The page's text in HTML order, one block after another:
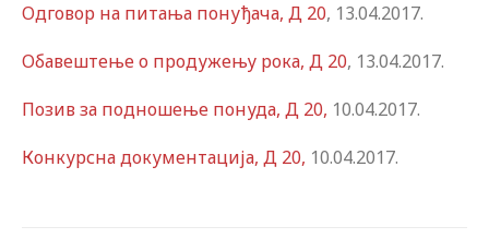
Одговор на питања понуђача, Д 20, 13.04.2017.
Обавештење о продужењу рока, Д 20, 13.04.2017.
Позив за подношење понуда, Д 20, 10.04.2017.
Конкурсна документација, Д 20, 10.04.2017.